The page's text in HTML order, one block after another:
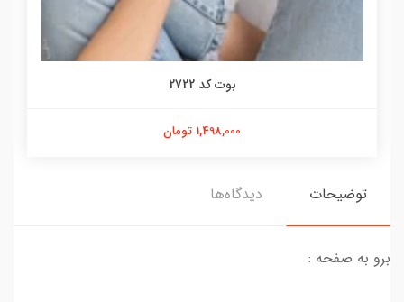
بوت کد 2722
1,498,000 تومان
توضیحات دیدگاه‌ها
برو به صفحه :